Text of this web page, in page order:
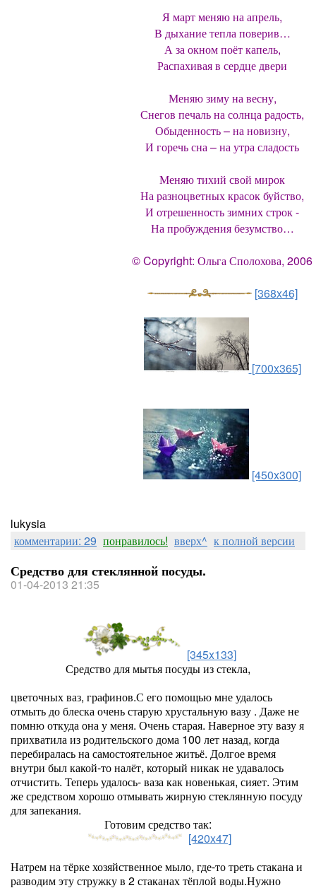
Я март меняю на апрель,
В дыхание тепла поверив…
А за окном поёт капель,
Распахивая в сердце двери
Меняю зиму на весну,
Снегов печаль на солнца радость,
Обыденность – на новизну,
И горечь сна – на утра сладость
Меняю тихий свой мирок
На разноцветных красок буйство,
И отрешенность зимних строк -
На пробуждения безумство…
© Copyright: Ольга Сполохова, 2006
[368x46]
[700x365]
[450x300]
lukysia
комментарии: 29 понравилось! вверх^ к полной версии
Средство для стеклянной посуды.
01-04-2013 21:35
[345x133]
Средство для мытья посуды из стекла,
цветочных ваз, графинов.С его помощью мне удалось
отмыть до блеска очень старую хрустальную вазу . Даже не
помню откуда она у меня. Очень старая. Наверное эту вазу я
прихватила из родительского дома 100 лет назад, когда
перебиралась на самостоятельное житьё. Долгое время
внутри был какой-то налёт, который никак не удавалось
отчистить. Теперь удалось- ваза как новенькая, сияет. Этим
же средством хорошо отмывать жирную стеклянную посуду
для запекания.
Готовим средство так:
[420x47]
Натрем на тёрке хозяйственное мыло, где-то треть стакана и
разводим эту стружку в 2 стаканах тёплой воды.Нужно